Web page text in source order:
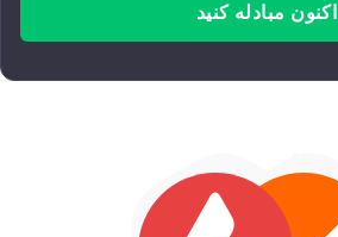
اکنون مبادله کنید